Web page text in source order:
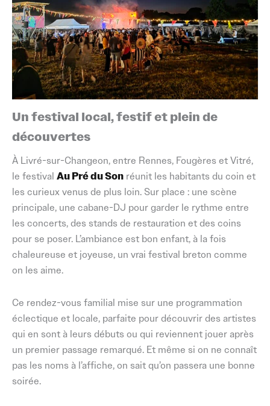
Un festival local, festif et plein de
découvertes
À Livré-sur-Changeon, entre Rennes, Fougères et Vitré,
le festival Au Pré du Son réunit les habitants du coin et
les curieux venus de plus loin. Sur place : une scène
principale, une cabane-DJ pour garder le rythme entre
les concerts, des stands de restauration et des coins
pour se poser. L’ambiance est bon enfant, à la fois
chaleureuse et joyeuse, un vrai festival breton comme
on les aime.
Ce rendez-vous familial mise sur une programmation
éclectique et locale, parfaite pour découvrir des artistes
qui en sont à leurs débuts ou qui reviennent jouer après
un premier passage remarqué. Et même si on ne connaît
pas les noms à l’affiche, on sait qu’on passera une bonne
soirée.